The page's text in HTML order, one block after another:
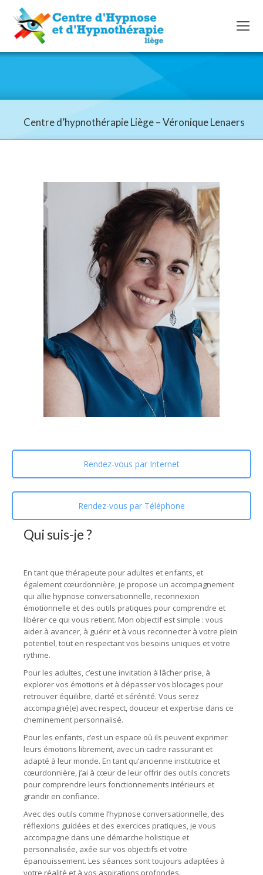
Centre d’hypnothérapie Liège – Véronique Lenaers
Qui suis-je ?
En tant que thérapeute pour adultes et enfants, et
également cœurdonnière, je propose un accompagnement
qui allie hypnose conversationnelle, reconnexion
émotionnelle et des outils pratiques pour comprendre et
libérer ce qui vous retient. Mon objectif est simple : vous
aider à avancer, à guérir et à vous reconnecter à votre plein
potentiel, tout en respectant vos besoins uniques et votre
rythme.
Pour les adultes, c’est une invitation à lâcher prise, à
explorer vos émotions et à dépasser vos blocages pour
retrouver équilibre, clarté et sérénité. Vous serez
accompagné(e) avec respect, douceur et expertise dans ce
cheminement personnalisé.
Pour les enfants, c’est un espace où ils peuvent exprimer
leurs émotions librement, avec un cadre rassurant et
adapté à leur monde. En tant qu’ancienne institutrice et
cœurdonnière, j’ai à cœur de leur offrir des outils concrets
pour comprendre leurs fonctionnements intérieurs et
grandir en confiance.
Avec des outils comme l’hypnose conversationnelle, des
réflexions guidées et des exercices pratiques, je vous
accompagne dans une démarche holistique et
personnalisée, axée sur vos objectifs et votre
épanouissement. Les séances sont toujours adaptées à
Rendez-vous par Internet
Rendez-vous par Téléphone